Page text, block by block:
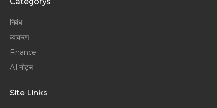
निबंध
व्याकरण
Finance
All नोट्स
Site Links